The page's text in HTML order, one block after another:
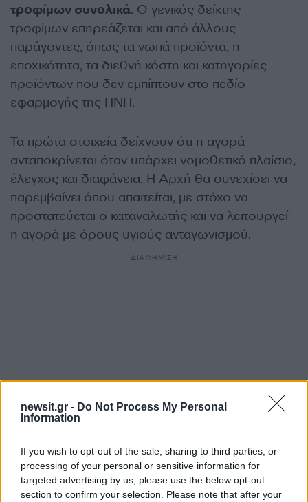
newsit.gr - Do Not Process My Personal
Information
If you wish to opt-out of the sale, sharing to third parties, or
processing of your personal or sensitive information for
targeted advertising by us, please use the below opt-out
section to confirm your selection. Please note that after your
τροφίμων συνολικά. Ο γενικός δείκτης
τροφίμων επηρεάζεται και από άλλους
παράγοντες, όπως τα νωπά προϊόντα, η
εποχικότητα, τα διεθνή κόστη και κατηγορίες
προϊόντων που δεν εμπίπτουν στο πεδίο
εφαρμογής της ΠΝΠ.
Τα πρώτα στοιχεία δείχνουν ότι η αγορά
ανταποκρίνεται όταν υπάρχει νομοθετικό πλαίσιο,
έλεγχος και διαφάνεια. Η Αρχή θα συνεχίσει να
παρεμβαίνει όπου απαιτείται, με στόχο να
προστατεύεται ο καταναλωτής και να λειτουργεί
η αγορά με όρους υγιούς ανταγωνισμού.
ΔΙΑΦΗΜΙΣΗ
Αν τα χάσατε